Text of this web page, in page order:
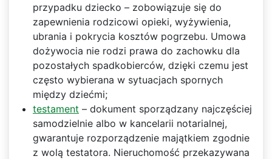
przypadku dziecko – zobowiązuje się do
zapewnienia rodzicowi opieki, wyżywienia,
ubrania i pokrycia kosztów pogrzebu. Umowa
dożywocia nie rodzi prawa do zachowku dla
pozostałych spadkobierców, dzięki czemu jest
często wybierana w sytuacjach spornych
między dziećmi;
testament – dokument sporządzany najczęściej
samodzielnie albo w kancelarii notarialnej,
gwarantuje rozporządzenie majątkiem zgodnie
z wolą testatora. Nieruchomość przekazywana